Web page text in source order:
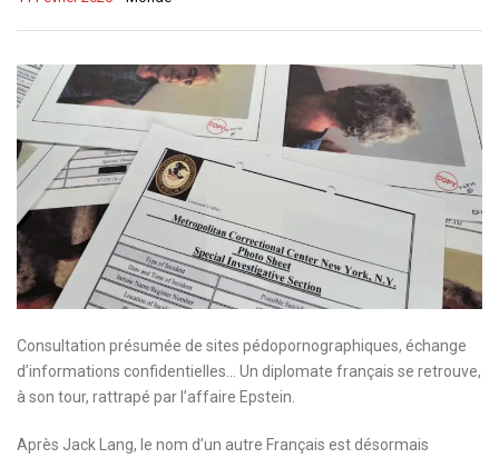
Consultation présumée de sites pédopornographiques, échange
d’informations confidentielles… Un diplomate français se retrouve,
à son tour, rattrapé par l’affaire Epstein.
Après Jack Lang, le nom d’un autre Français est désormais